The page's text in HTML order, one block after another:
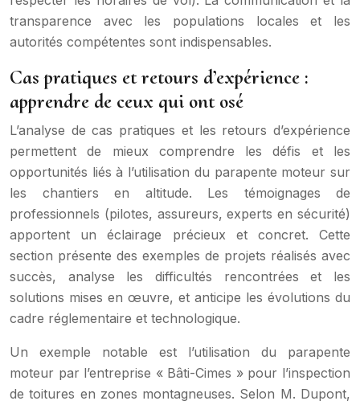
transparence avec les populations locales et les
autorités compétentes sont indispensables.
Cas pratiques et retours d’expérience :
apprendre de ceux qui ont osé
L’analyse de cas pratiques et les retours d’expérience
permettent de mieux comprendre les défis et les
opportunités liés à l’utilisation du parapente moteur sur
les chantiers en altitude. Les témoignages de
professionnels (pilotes, assureurs, experts en sécurité)
apportent un éclairage précieux et concret. Cette
section présente des exemples de projets réalisés avec
succès, analyse les difficultés rencontrées et les
solutions mises en œuvre, et anticipe les évolutions du
cadre réglementaire et technologique.
Un exemple notable est l’utilisation du parapente
moteur par l’entreprise « Bâti-Cimes » pour l’inspection
de toitures en zones montagneuses. Selon M. Dupont,